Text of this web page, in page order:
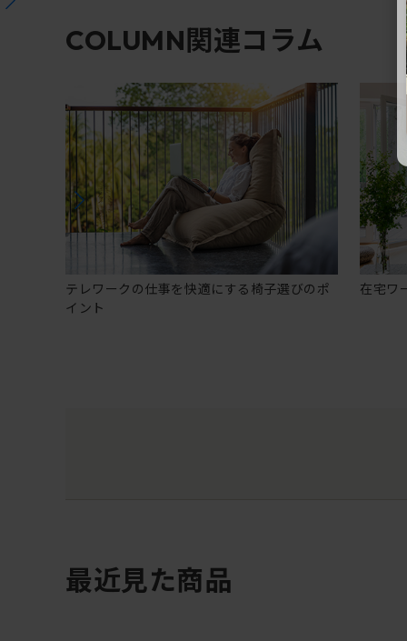
COLUMN関連コラム
テレワークの仕事を快適にする椅子選びのポ
イント
在宅ワ
最近見た商品